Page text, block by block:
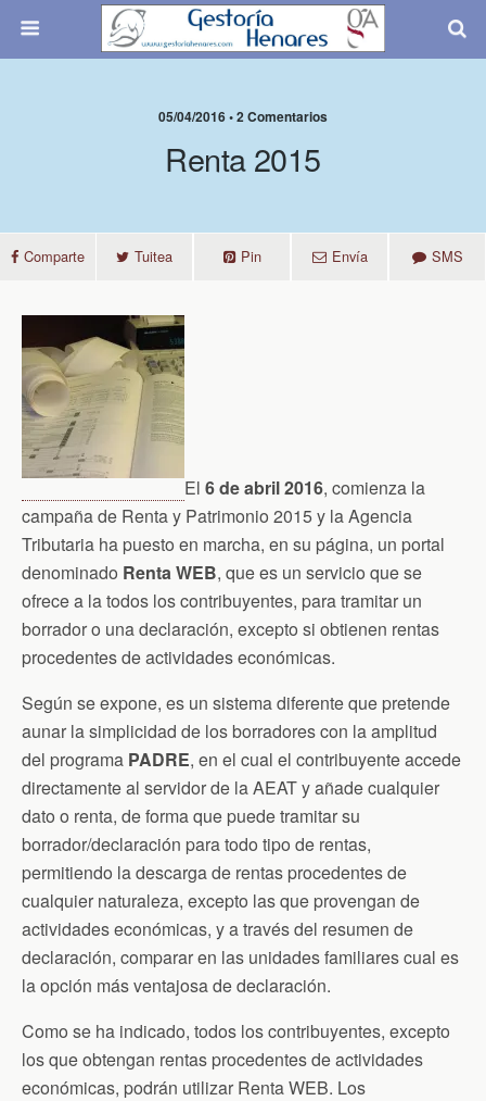
05/04/2016 • 2 Comentarios
Renta 2015
Comparte Tuitea Pin Envía SMS
El 6 de abril 2016, comienza la
campaña de Renta y Patrimonio 2015 y la Agencia
Tributaria ha puesto en marcha, en su página, un portal
denominado Renta WEB, que es un servicio que se
ofrece a la todos los contribuyentes, para tramitar un
borrador o una declaración, excepto si obtienen rentas
procedentes de actividades económicas.
Según se expone, es un sistema diferente que pretende
aunar la simplicidad de los borradores con la amplitud
del programa PADRE, en el cual el contribuyente accede
directamente al servidor de la AEAT y añade cualquier
dato o renta, de forma que puede tramitar su
borrador/declaración para todo tipo de rentas,
permitiendo la descarga de rentas procedentes de
cualquier naturaleza, excepto las que provengan de
actividades económicas, y a través del resumen de
declaración, comparar en las unidades familiares cual es
la opción más ventajosa de declaración.
Como se ha indicado, todos los contribuyentes, excepto
los que obtengan rentas procedentes de actividades
económicas, podrán utilizar Renta WEB. Los